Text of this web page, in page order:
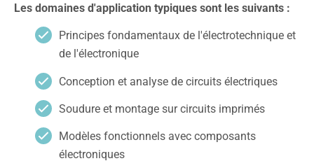
Les domaines d'application typiques sont les suivants :
Principes fondamentaux de l'électrotechnique et
de l'électronique
Conception et analyse de circuits électriques
Soudure et montage sur circuits imprimés
Modèles fonctionnels avec composants
électroniques